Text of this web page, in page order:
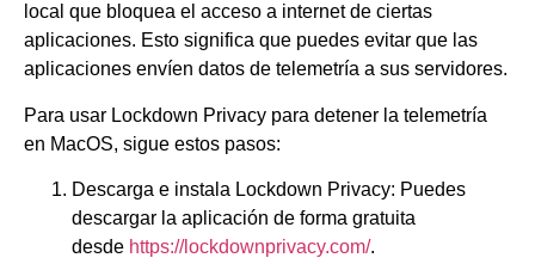
local que bloquea el acceso a internet de ciertas
aplicaciones. Esto significa que puedes evitar que las
aplicaciones envíen datos de telemetría a sus servidores.
Para usar Lockdown Privacy para detener la telemetría
en MacOS, sigue estos pasos:
Descarga e instala Lockdown Privacy: Puedes
descargar la aplicación de forma gratuita
desde https://lockdownprivacy.com/.